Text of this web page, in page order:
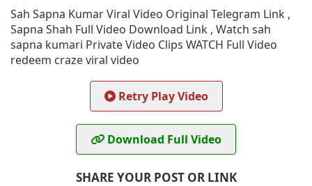
Sah Sapna Kumar Viral Video Original Telegram Link ,
Sapna Shah Full Video Download Link , Watch sah
sapna kumari Private Video Clips WATCH Full Video
redeem craze viral video
Retry Play Video
Download Full Video
SHARE YOUR POST OR LINK